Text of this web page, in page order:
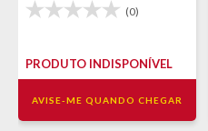
(0)
PRODUTO INDISPONÍVEL
AVISE-ME QUANDO CHEGAR